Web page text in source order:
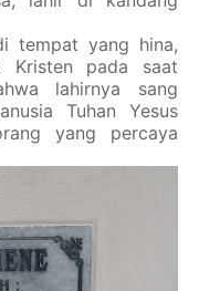
tempat yang hina,
Kristen pada saat
lahirnya sang
Tuhan Yesus
yang percaya